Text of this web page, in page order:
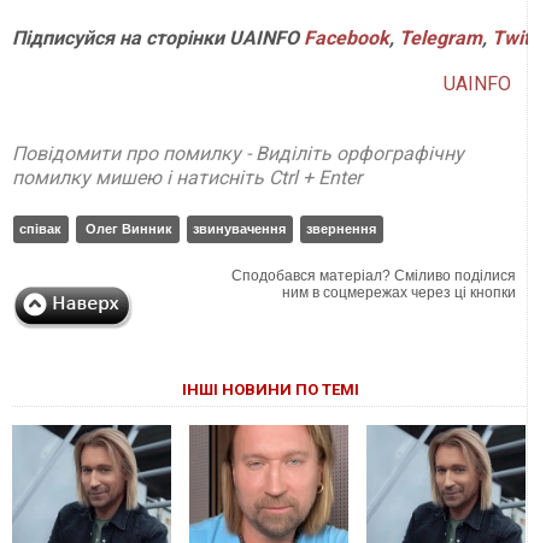
ПідписуйсянасторінкиUAINFO Facebook, Telegram,
UAINFO
Повідомити про помилку - Виділіть орфографічну
помилку мишею і натисніть Ctrl + Enter
співак Олег Винник звинувачення звернення
Сподобався матеріал? Сміливо поділися
ним в соцмережах через ці кнопки
ІНШІ НОВИНИ ПО ТЕМІ